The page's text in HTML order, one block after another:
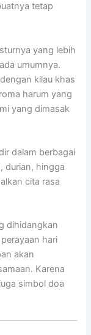
tetap
yang lebih
umumnya.
kilau khas
harum yang
yang dimasak
dalam berbagai
durian, hingga
cita rasa
dihidangkan
hari
akan
Karena
simbol doa